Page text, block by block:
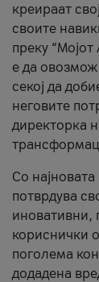
креираат
своите
преку
е да
секој да
неговите
директорка
Со
потврдува
иновативни,
кориснички
поголема
додадена